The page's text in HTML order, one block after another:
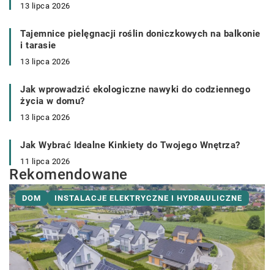
13 lipca 2026
Tajemnice pielęgnacji roślin doniczkowych na balkonie
i tarasie
13 lipca 2026
Jak wprowadzić ekologiczne nawyki do codziennego
życia w domu?
13 lipca 2026
Jak Wybrać Idealne Kinkiety do Twojego Wnętrza?
11 lipca 2026
Rekomendowane
DOM INSTALACJE ELEKTRYCZNE I HYDRAULICZNE